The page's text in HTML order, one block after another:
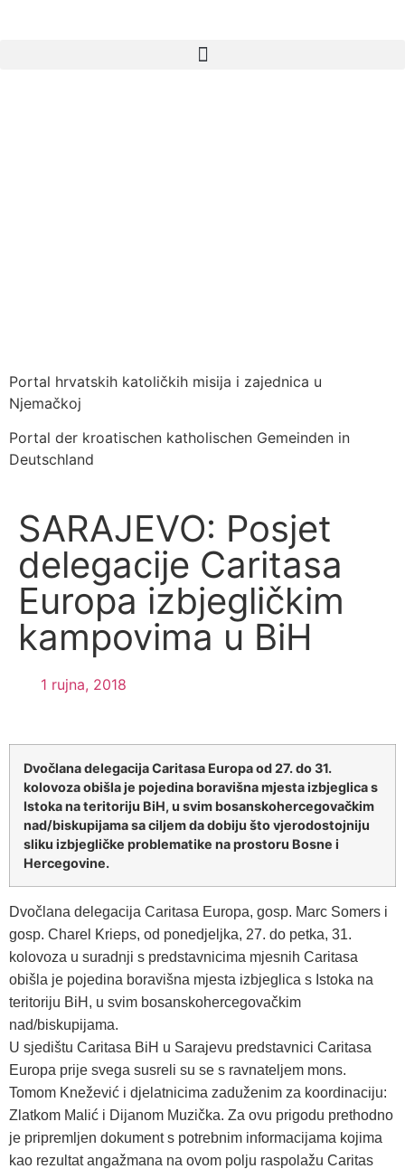
Portal hrvatskih katoličkih misija i zajednica u
Njemačkoj
Portal der kroatischen katholischen Gemeinden in
Deutschland
SARAJEVO: Posjet
delegacije Caritasa
Europa izbjegličkim
kampovima u BiH
1 rujna, 2018
Dvočlana delegacija Caritasa Europa od 27. do 31.
kolovoza obišla je pojedina boravišna mjesta izbjeglica s
Istoka na teritoriju BiH, u svim bosanskohercegovačkim
nad/biskupijama sa ciljem da dobiju što vjerodostojniju
sliku izbjegličke problematike na prostoru Bosne i
Hercegovine.
Dvočlana delegacija Caritasa Europa, gosp. Marc Somers i
gosp. Charel Krieps, od ponedjeljka, 27. do petka, 31.
kolovoza u suradnji s predstavnicima mjesnih Caritasa
obišla je pojedina boravišna mjesta izbjeglica s Istoka na
teritoriju BiH, u svim bosanskohercegovačkim
nad/biskupijama.
U sjedištu Caritasa BiH u Sarajevu predstavnici Caritasa
Europa prije svega susreli su se s ravnateljem mons.
Tomom Knežević i djelatnicima zaduženim za koordinaciju:
Zlatkom Malić i Dijanom Muzička. Za ovu prigodu prethodno
je pripremljen dokument s potrebnim informacijama kojima
kao rezultat angažmana na ovom polju raspolažu Caritas